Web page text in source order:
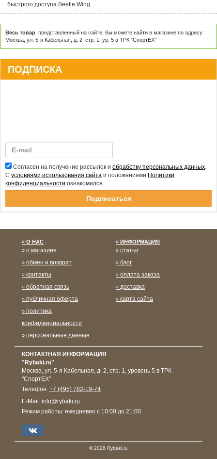
быстрого доступа Beetle Wing
Весь товар , представленный на сайте, Вы можете найти в магазине по адресу:
Москва, ул. 5-я Кабельная, д. 2, стр. 1, ур. 5 в ТРК "СпортЕХ"
ПОДПИСКА
Согласен на получение рассылок и обработку персональных данных
С условиями использования сайта и положениями Политики
конфиденциальности ознакомился.
О НАС
о магазине
обмен и возврат
контакты
обратная связь
публичная оферта
политика
конфиденциальности
персональные данные
ИНФОРМАЦИЯ
статьи
блог
оплата заказа
доставка
карта сайта
КОНТАКТНАЯ ИНФОРМАЦИЯ
"Rybaki.ru"
Москва, ул. 5-я Кабельная, д. 2, стр. 1, уровень 5 в ТРК
"СпортЕХ"
Телефон: +7 (495) 782-19-74
E-Mail: info@rybaki.ru
Режим работы: ежедневно с 10:00 до 21:00
© 2026 Rybaki.ru